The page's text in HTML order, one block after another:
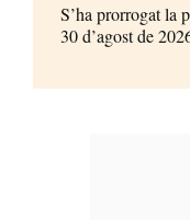
S’ha prorrogat la
30 d’agost de